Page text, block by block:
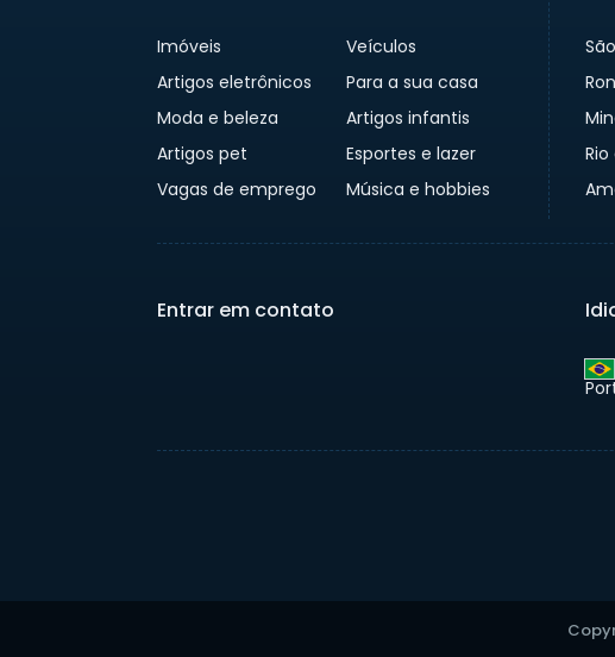
Imóveis
Veículos
Artigos eletrônicos
Para a sua casa
Moda e beleza
Artigos infantis
Artigos pet
Esportes e lazer
Vagas de emprego
Música e hobbies
Entrar em contato